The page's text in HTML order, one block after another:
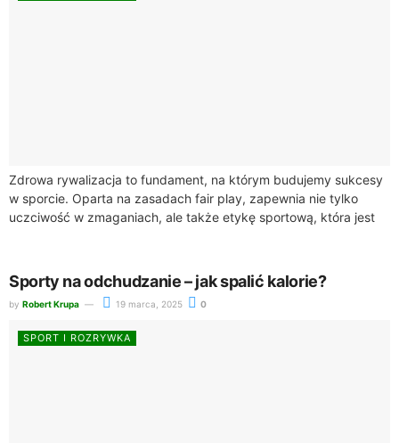
Zdrowa rywalizacja to fundament, na którym budujemy sukcesy
w sporcie. Oparta na zasadach fair play, zapewnia nie tylko
uczciwość w zmaganiach, ale także etykę sportową, która jest
Sporty na odchudzanie – jak spalić kalorie?
by Robert Krupa 19 marca, 2025 0
SPORT I ROZRYWKA